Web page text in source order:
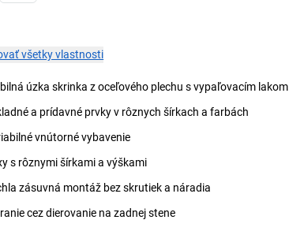
všetky vlastnosti
úzka skrinka z oceľového plechu s vypaľovacím lakom
a prídavné prvky v rôznych šírkach a farbách
vnútorné vybavenie
s rôznymi šírkami a výškami
zásuvná montáž bez skrutiek a náradia
cez dierovanie na zadnej stene